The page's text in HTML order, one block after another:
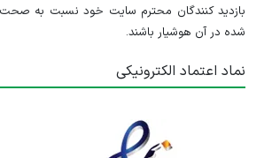
بازدید کنندگان محترم سایت خود نسبت به
شده در آن هوشیار باشند.
نماد اعتماد الکترونیکی